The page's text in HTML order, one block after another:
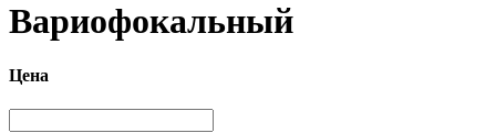
Вариофокальный
Цена